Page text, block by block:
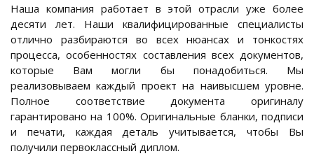
Наша компания работает в этой отрасли уже более
десяти лет. Наши квалифицированные специалисты
отлично разбираются во всех нюансах и тонкостях
процесса, особенностях составления всех документов,
которые Вам могли бы понадобиться. Мы
реализовываем каждый проект на наивысшем уровне.
Полное соответствие документа оригиналу
гарантировано на 100%. Оригинальные бланки, подписи
и печати, каждая деталь учитывается, чтобы Вы
получили первоклассный диплом.